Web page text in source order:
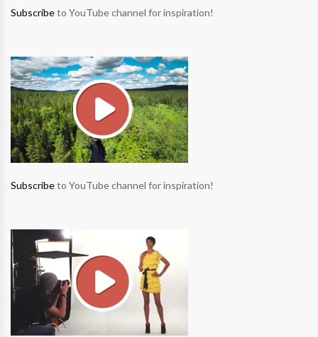
Subscribeto YouTube channel for inspiration!
Subscribeto YouTube channel for inspiration!